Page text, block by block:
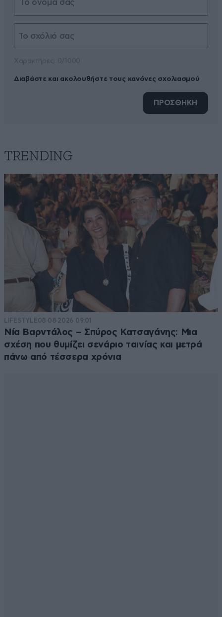
Διαβάστε και ακολουθήστε τους κανόνες σχολιασμού
ΠΡΟΣΘΗΚΗ
TRENDING
LIFESTYLE08·08·2026 09:01
Νία Βαρντάλος – Σπύρος Κατσαγάνης: Μια
σχέση που θυμίζει σενάριο ταινίας και μετρά
πάνω από τέσσερα χρόνια